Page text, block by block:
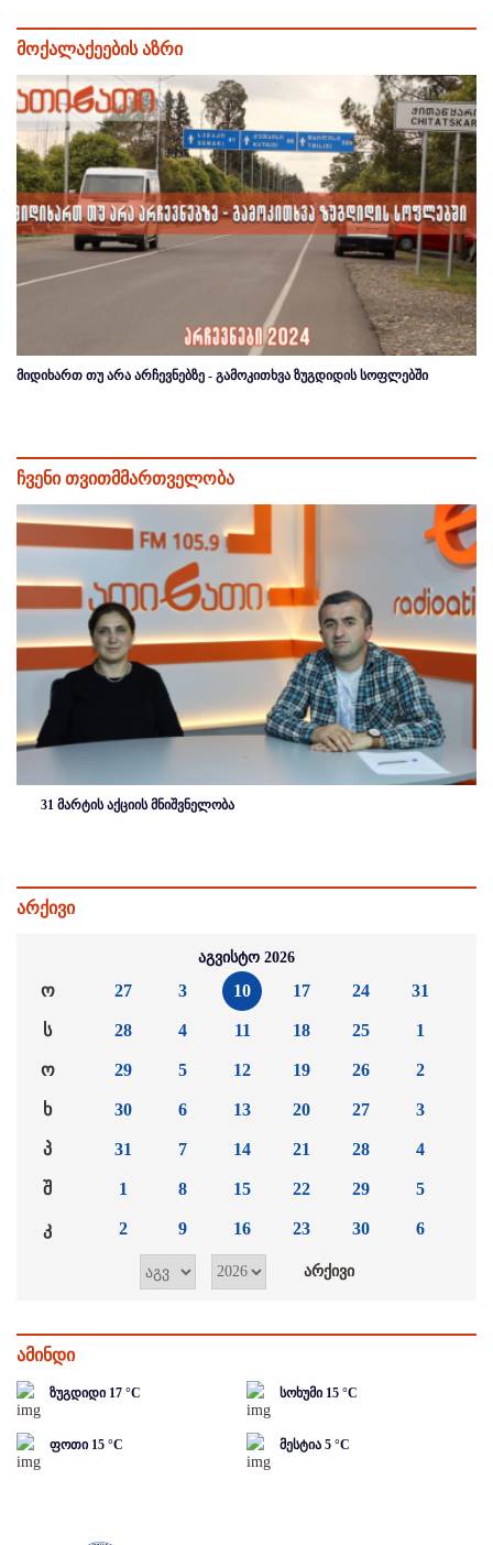
მოქალაქეების აზრი
მიდიხართ თუ არა არჩევნებზე - გამოკითხვა ზუგდიდის სოფლებში
ჩვენი თვითმმართველობა
31 მარტის აქციის მნიშვნელობა
არქივი
აგვისტო 2026
ო
ს
ო
ხ
პ
შ
კ
27
28
29
30
31
1
2
3
4
5
6
7
8
9
10
11
12
13
14
15
16
17
18
19
20
21
22
23
24
25
26
27
28
29
30
31
1
2
3
4
5
6
ამინდი
ზუგდიდი 17 °C სოხუმი 15 °C
ფოთი 15 °C მესტია 5 °C